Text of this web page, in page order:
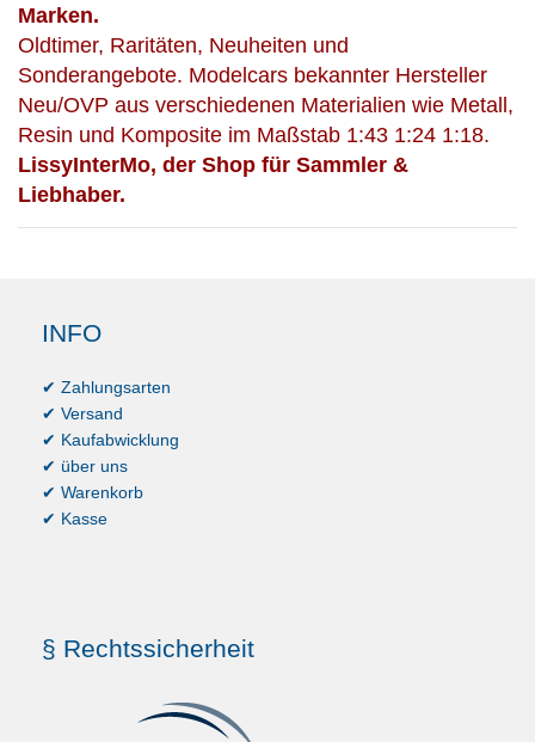
Marken.
Oldtimer, Raritäten, Neuheiten und
Sonderangebote. Modelcars bekannter Hersteller
Neu/OVP aus verschiedenen Materialien wie Metall,
Resin und Komposite im Maßstab 1:43 1:24 1:18.
LissyInterMo, der Shop für Sammler &
Liebhaber.
INFO
✔ Zahlungsarten
✔ Versand
✔ Kaufabwicklung
✔ über uns
✔ Warenkorb
✔ Kasse
§ Rechtssicherheit